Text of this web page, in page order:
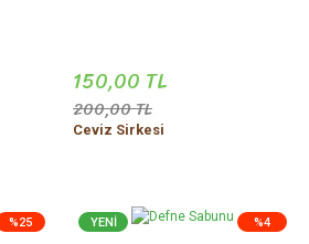
150,00 TL
200,00 TL
Ceviz Sirkesi
%25 %4
YENİ